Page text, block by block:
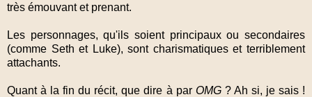
très émouvant et prenant.
Les personnages, qu'ils soient principaux ou secondaires
(comme Seth et Luke), sont charismatiques et terriblement
attachants.
Quant à la fin du récit, que dire à par OMG? Ah si, je sais !